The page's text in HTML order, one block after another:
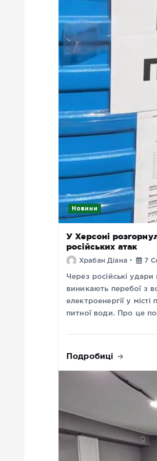
Новини
У Херсоні
російських атак
Храбан Діана 7
Через російські удари
виникають перебої з
електроенергії у
питної води. Про це
Подробиці